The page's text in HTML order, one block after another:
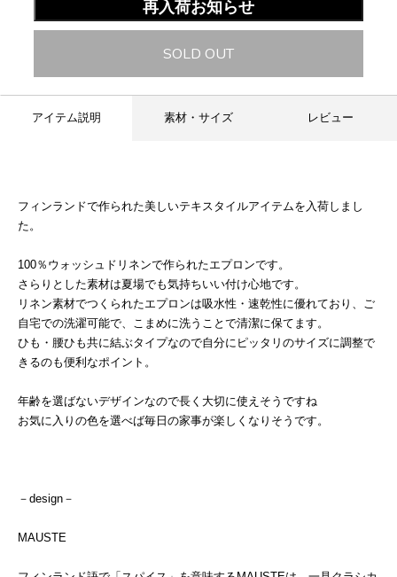
再入荷お知らせ
SOLD OUT
アイテム説明 素材・サイズ レビュー
フィンランドで作られた美しいテキスタイルアイテムを入荷しまし
た。
100％ウォッシュドリネンで作られたエプロンです。
さらりとした素材は夏場でも気持ちいい付け心地です。
リネン素材でつくられたエプロンは吸水性・速乾性に優れており、ご
自宅での洗濯可能で、こまめに洗うことで清潔に保てます。
ひも・腰ひも共に結ぶタイプなので自分にピッタリのサイズに調整で
きるのも便利なポイント。
年齢を選ばないデザインなので長く大切に使えそうですね
お気に入りの色を選べば毎日の家事が楽しくなりそうです。
－design－
MAUSTE